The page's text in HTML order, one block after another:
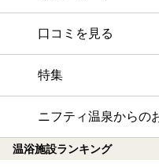
口コミを見る
特集
ニフティ温泉からの
温浴施設ランキング